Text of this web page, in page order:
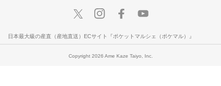
日本最大級の産直（産地直送）ECサイト『ポケットマルシェ（ポケマル）』
Copyright 2026 Ame Kaze Taiyo, Inc.